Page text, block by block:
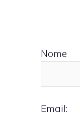
Nome
Email: